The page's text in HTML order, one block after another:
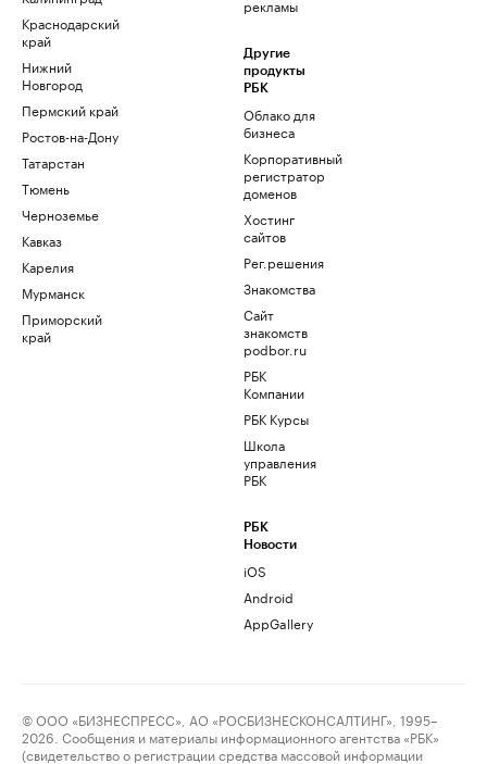
Краснодарский
край
Нижний
Новгород
Пермский край
Ростов-на-Дону
Татарстан
Тюмень
Черноземье
Кавказ
Карелия
Мурманск
Приморский
край
рекламы
Другие
продукты
РБК
Облако для
бизнеса
Корпоративный
регистратор
доменов
Хостинг
сайтов
Рег.решения
Знакомства
Сайт
знакомств
podbor.ru
РБК
Компании
РБК Курсы
Школа
управления
РБК
РБК
Новости
iOS
Android
AppGallery
© ООО «БИЗНЕСПРЕСС», АО «РОСБИЗНЕСКОНСАЛТИНГ», 1995–
2026. Сообщения и материалы информационного агентства «РБК»
(свидетельство о регистрации средства массовой информации